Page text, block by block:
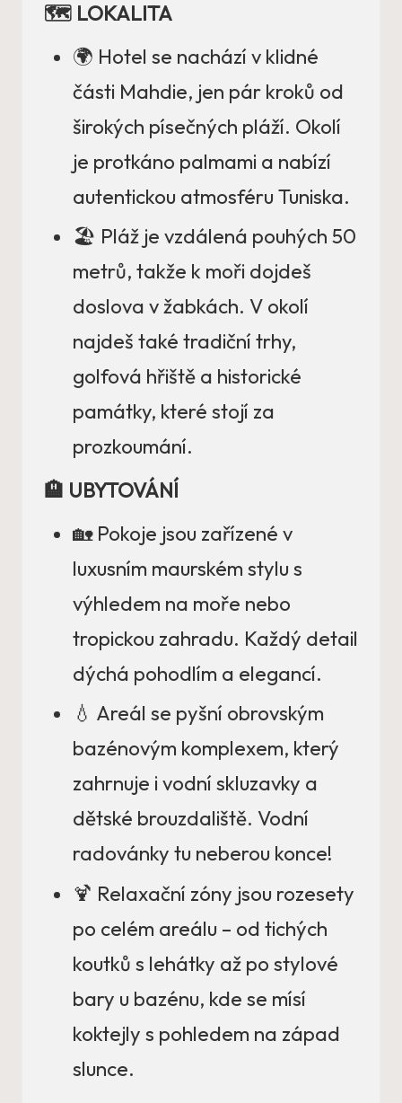
🗺️ LOKALITA
🌍 Hotel se nachází v klidné
části Mahdie, jen pár kroků od
širokých písečných pláží. Okolí
je protkáno palmami a nabízí
autentickou atmosféru Tuniska.
🏖️ Pláž je vzdálená pouhých 50
metrů, takže k moři dojdeš
doslova v žabkách. V okolí
najdeš také tradiční trhy,
golfová hřiště a historické
památky, které stojí za
prozkoumání.
🏨 UBYTOVÁNÍ
🏡 Pokoje jsou zařízené v
luxusním maurském stylu s
výhledem na moře nebo
tropickou zahradu. Každý detail
dýchá pohodlím a elegancí.
💧 Areál se pyšní obrovským
bazénovým komplexem, který
zahrnuje i vodní skluzavky a
dětské brouzdaliště. Vodní
radovánky tu neberou konce!
🍹 Relaxační zóny jsou rozesety
po celém areálu – od tichých
koutků s lehátky až po stylové
bary u bazénu, kde se mísí
koktejly s pohledem na západ
slunce.